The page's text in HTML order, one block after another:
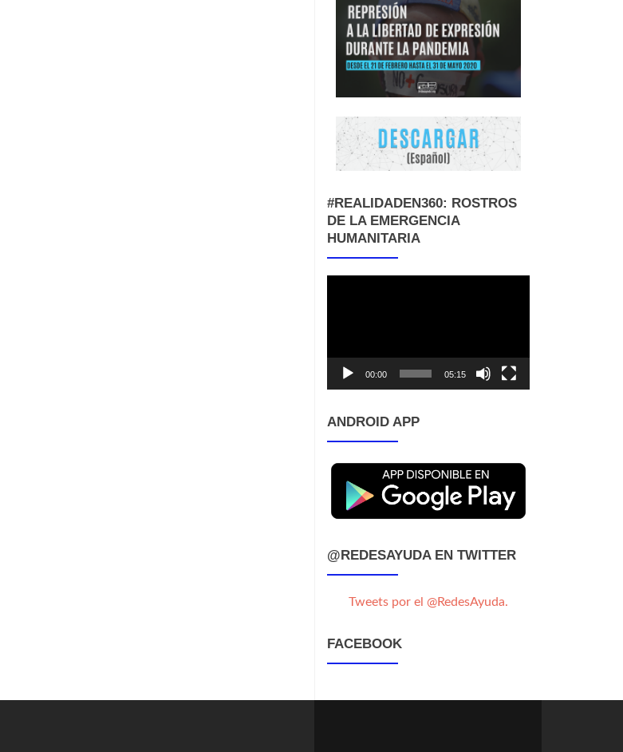
#REALIDADEN360: ROSTROS
DE LA EMERGENCIA
HUMANITARIA
00:00 05:15
ANDROID APP
@REDESAYUDA EN TWITTER
Tweets por el @RedesAyuda.
FACEBOOK